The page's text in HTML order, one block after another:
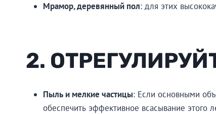
Мрамор, деревянный пол: для этих
2.
Пыль и мелкие частицы: Если основными
обеспечить эффективное всасывание этого